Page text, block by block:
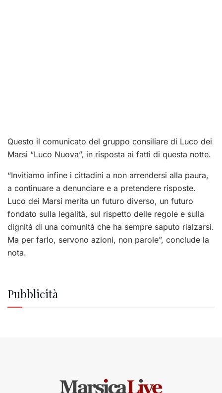
Questo il comunicato del gruppo consiliare di Luco dei
Marsi “Luco Nuova”, in risposta ai fatti di questa notte.
“Invitiamo infine i cittadini a non arrendersi alla paura,
a continuare a denunciare e a pretendere risposte.
Luco dei Marsi merita un futuro diverso, un futuro
fondato sulla legalità, sul rispetto delle regole e sulla
dignità di una comunità che ha sempre saputo rialzarsi.
Ma per farlo, servono azioni, non parole”, conclude la
nota.
Pubblicità